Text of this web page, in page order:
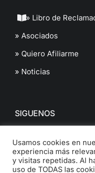
» Libro de
» Asociados
» Quiero Afiliarme
» Noticias
SIGUENOS
Usamos cookies en
experiencia más
y visitas repetidas. Al
uso de TODAS las